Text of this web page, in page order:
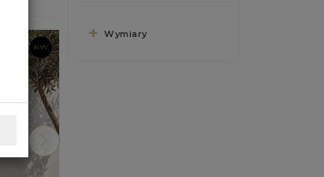
Wymiary